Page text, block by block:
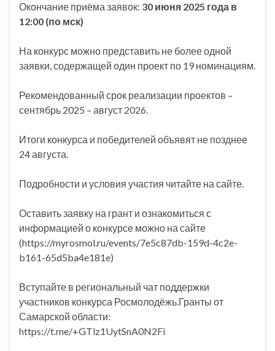
Окончание приёма заявок: 30 июня 2025 года в
12:00 (по мск)
На конкурс можно представить не более одной
заявки, содержащей один проект по 19 номинациям.
Рекомендованный срок реализации проектов –
сентябрь 2025 – август 2026.
Итоги конкурса и победителей объявят не позднее
24 августа.
Подробности и условия участия читайте на сайте.
Оставить заявку на грант и ознакомиться с
информацией о конкурсе можно на сайте
(https://myrosmol.ru/events/7e5c87db-159d-4c2e-
b161-65d5ba4e181e)
Вступайте в региональный чат поддержки
участников конкурса Росмолодёжь.Гранты от
Самарской области:
https://t.me/+GTlz1UytSnA0N2Fi